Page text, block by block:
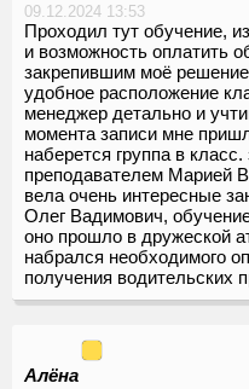
09.12.2024 13:53
Проходил тут обучение,
и возможность оплатить
закрепившим моё
удобное расположение
менеджер детально и
момента записи мне
наберется группа в
преподавателем Марией
вела очень интересные
Олег Вадимович,
оно прошло в дружеской
набрался необходимого
получения водительских
Алёна